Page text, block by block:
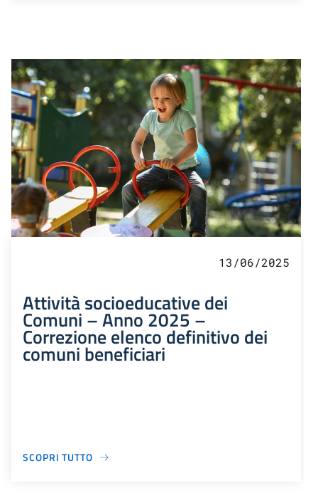
13/06/2025
Attività socioeducative dei
Comuni – Anno 2025 –
Correzione elenco definitivo dei
comuni beneficiari
SCOPRI TUTTO